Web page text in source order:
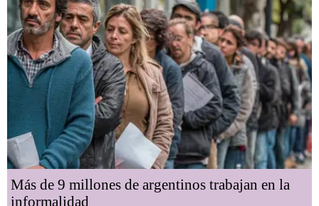
Más de 9 millones de argentinos trabajan en la
informalidad